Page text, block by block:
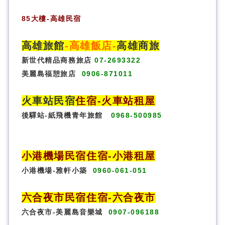
85大樓-高雄民宿
高雄旅館-高雄飯店-高雄商旅
新世代精品商務旅店 07-2693322
美麗島福憩旅店
0906-871011
火車站民宿住宿-火車站租屋
後驛站-紙飛機青年旅館 0968-500985
小港機場民宿住宿-小港租屋
小港機場-雅軒小築 0960-061-051
六合夜市民宿住宿-六合夜市
六合夜市-美麗島音樂城 0907-096188